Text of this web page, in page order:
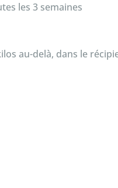
les 3 semaines
au-delà, dans le